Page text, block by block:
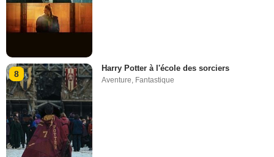
8
Harry Potter à l'école des sorciers
Aventure, Fantastique